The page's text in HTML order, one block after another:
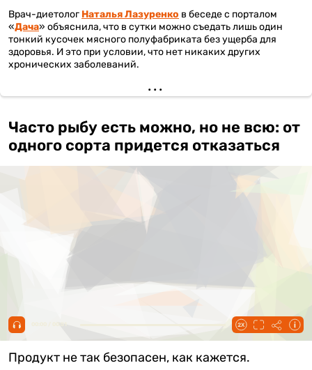
Врач-диетолог Наталья Лазуренко в беседе с порталом
«Дача» объяснила, что в сутки можно съедать лишь один
тонкий кусочек мясного полуфабриката без ущерба для
здоровья. И это при условии, что нет никаких других
хронических заболеваний.
Часто рыбу есть можно, но не всю: от
одного сорта придется отказаться
Продукт не так безопасен, как кажется.